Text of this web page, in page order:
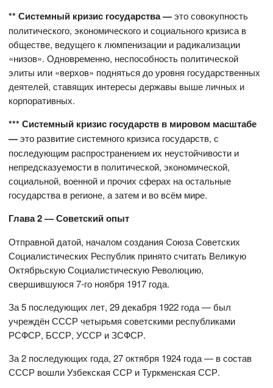
** Системный кризис государства —это совокупность
политического, экономического и социального кризиса в
обществе, ведущего к люмпенизации и радикализации
«низов». Одновременно, неспособность политической
элиты или «верхов» подняться до уровня государственных
деятелей, ставящих интересы державы выше личных и
корпоративных.
*** Системный кризис государств в мировом масштабе
—это развитие системного кризиса государств, с
последующим распространением их неустойчивости и
непредсказуемости в политической, экономической,
социальной, военной и прочих сферах на остальные
государства в регионе, а затем и во всём мире.
Глава 2 — Советский опыт
Отправной датой, началом создания Союза Советских
Социалистических Республик принято считать Великую
Октябрьскую Социалистическую Революцию,
свершившуюся 7-го ноября 1917 года.
За 5 последующих лет, 29 декабря 1922 года — был
учреждён СССР четырьмя советскими республиками
РСФСР, БССР, УССР и ЗСФСР.
За 2 последующих года, 27 октября 1924 года — в состав
СССР вошли Узбекская ССР и Туркменская ССР.